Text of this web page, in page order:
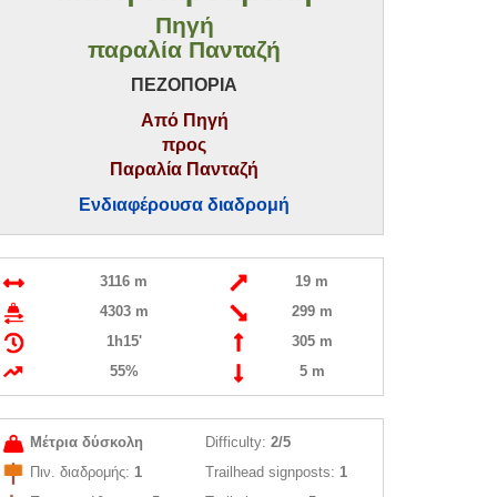
Πηγή
παραλία Πανταζή
ΠΕΖΟΠΟΡΙΑ
Από Πηγή
προς
Παραλία Πανταζή
Ενδιαφέρουσα διαδρομή
3116 m
19 m
4303 m
299 m
1h15'
305 m
55%
5 m
Μέτρια δύσκολη Difficulty:2/5
Πιν. διαδρομής: 1 Trailhead signposts:1